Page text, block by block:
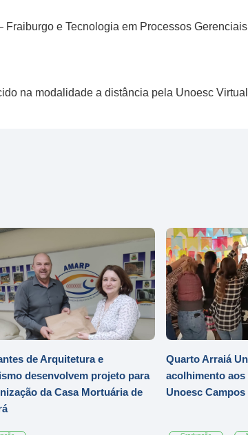
e Tecnologia em Processos
na modalidade a distância pela Unoesc
de Arquitetura e
desenvolvem projeto para
da Casa Mortuária de
Quarto Arraiá
acolhimento
Unoesc